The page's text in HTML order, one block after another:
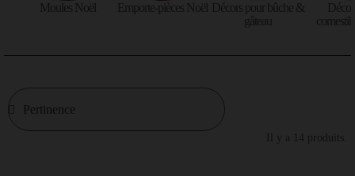
Moules Noël Emporte-pièces Noël Décors pour bûche &
gâteau
Il y a 14 produits.